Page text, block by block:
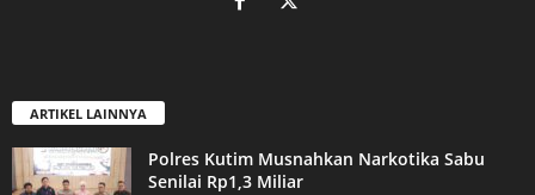
ARTIKEL LAINNYA
Polres Kutim Musnahkan Narkotika Sabu
Senilai Rp1,3 Miliar